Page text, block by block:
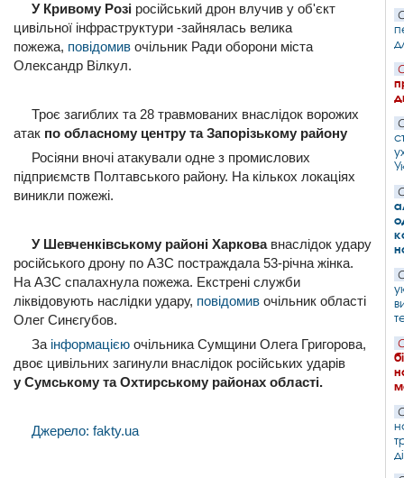
У Кривому Розі російський дрон влучив у об'єкт
цивільної інфраструктури -зайнялась велика
пожежа, повідомив очільник Ради оборони міста
Олександр Вілкул.
Троє загиблих та 28 травмованих внаслідок ворожих
атак по обласному центру та Запорізькому району
Росіяни вночі атакували одне з промислових
підприємств Полтавського району. На кількох локаціях
виникли пожежі.
У Шевченківському районі Харковавнаслідок удару
російського дрону по АЗС постраждала 53-річна жінка.
На АЗС спалахнула пожежа. Екстрені служби
ліквідовують наслідки удару, повідомив очільник області
Олег Синєгубов.
За інформацією очільника Сумщини Олега Григорова,
двоє цивільних загинули внаслідок російських ударів
у Сумському та Охтирському районах області.
Джерело: fakty.ua